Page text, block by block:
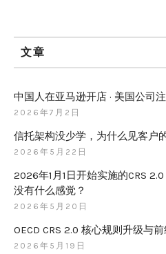
文章
中国人在亚马逊开店 · 美国公司
2026年7月2日
信托架构没少学，为什么见客户
2026年5月22日
2026年1月1日开始实施的CRS
没有什么感觉？
2026年5月20日
OECD CRS 2.0 核心规则升级与
2026年5月19日